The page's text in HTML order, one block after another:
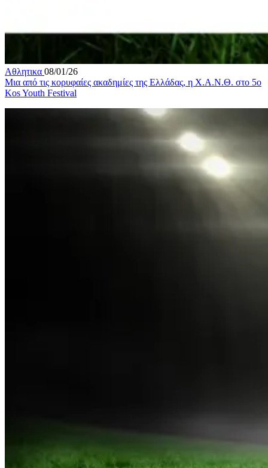
Αθλητικα 08/01/26
Μια από τις κορυφαίες ακαδημίες της Ελλάδας, η Χ.Α.Ν.Θ. στο 5ο
Kos Youth Festival